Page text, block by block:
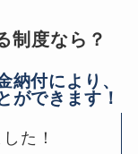
制度なら？
付により、
ができます！
た！